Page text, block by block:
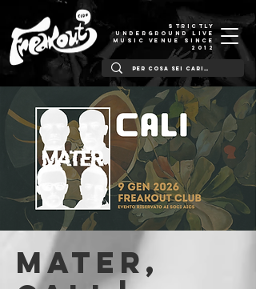
STRICTLY
UNDERGROUND LIVE
MUSIC VENUE SINCE
2012
Mater,